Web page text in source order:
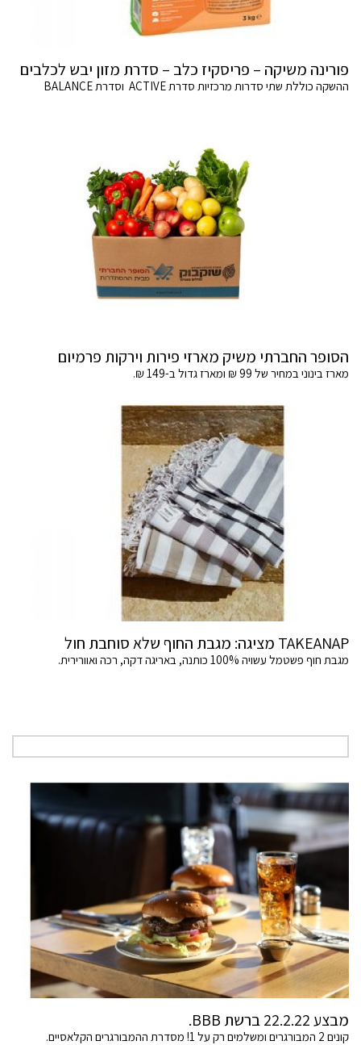
פורינה משיקה – פריסקיז כלב – סדרת מזון יבש לכלבים
ההשקה כוללת שתי סדרות מרכזיות סדרת ACTIVE וסדרת BALANCE
הסופר החברתי משיק מארזי פירות וירקות פרמיום
מארז בינוני במחיר של 99 ₪ ומארז גדול ב-149 ₪.
TAKEANAP מציגה: מגבת החוף שלא סוחבת חול
מגבת חוף פשטמל עשויה 100% כותנה, באריגה דקה, רכה ואוורירית.
מבצע 22.2.22 ברשת BBB.
קונים 2 המבורגרים ומשלמים רק על 1! מסדרת ההמבורגרים הקלאסיים.